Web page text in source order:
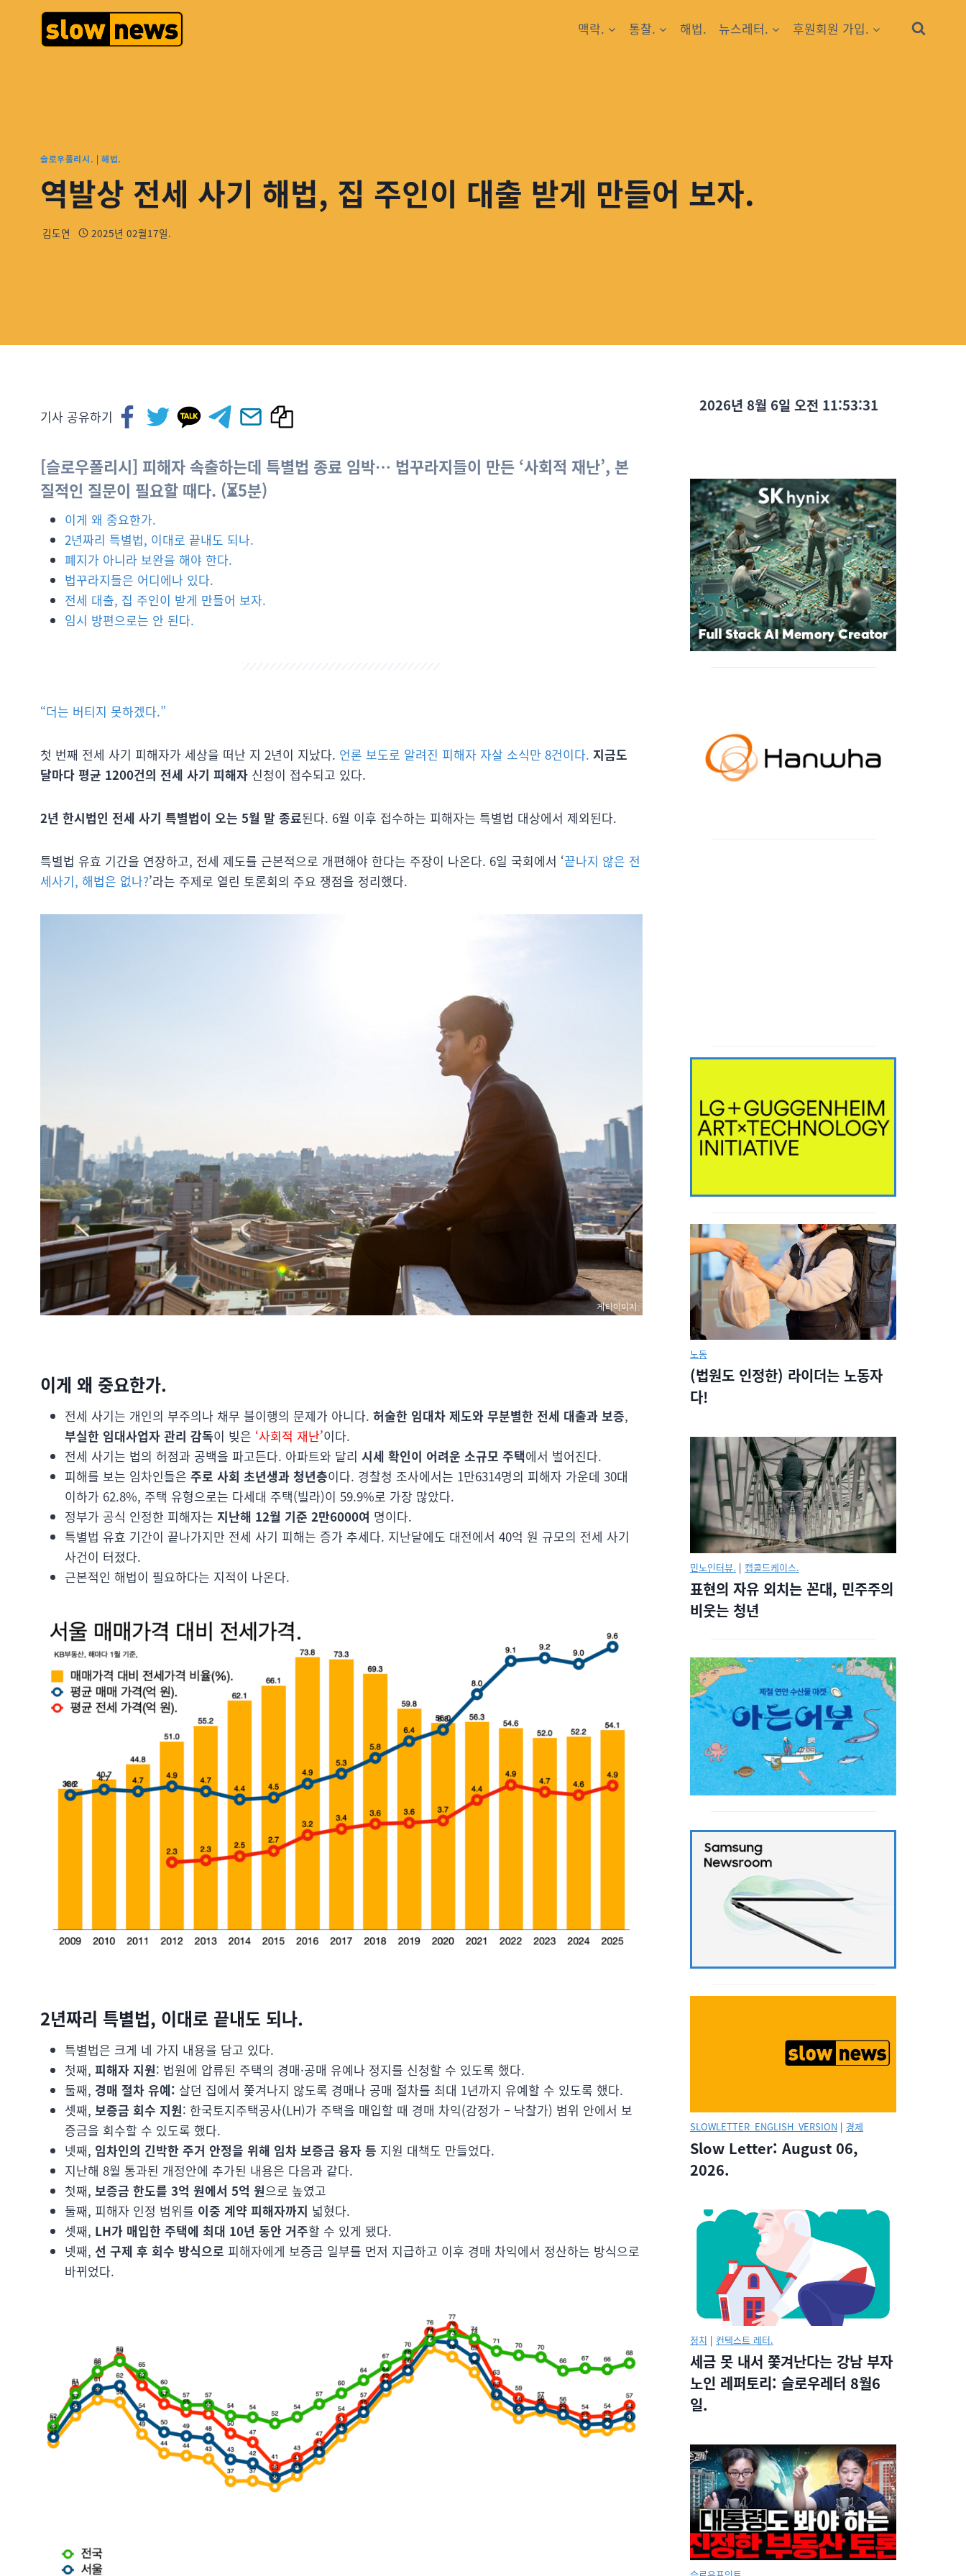
맥락. 통찰. 해법. 뉴스레터. 후원회원 가입.
슬로우폴리시. | 해법.
역발상 전세 사기 해법, 집 주인이 대출 받게 만들어 보자.
김도연 2025년 02월17일.
기사 공유하기
[슬로우폴리시] 피해자 속출하는데 특별법 종료 임박… 법꾸라지들이 만든 ‘사회적 재난’, 본
질적인 질문이 필요할 때다. (⏳5분)
이게 왜 중요한가.
2년짜리 특별법, 이대로 끝내도 되나.
폐지가 아니라 보완을 해야 한다.
법꾸라지들은 어디에나 있다.
전세 대출, 집 주인이 받게 만들어 보자.
임시 방편으로는 안 된다.
“더는 버티지 못하겠다.”
첫 번째 전세 사기 피해자가 세상을 떠난 지 2년이 지났다. 언론 보도로 알려진 피해자 자살 소식만 8건이다. 지금도
달마다 평균 1200건의 전세 사기 피해자 신청이 접수되고 있다.
2년 한시법인 전세 사기 특별법이 오는 5월 말 종료된다. 6월 이후 접수하는 피해자는 특별법 대상에서 제외된다.
특별법 유효 기간을 연장하고, 전세 제도를 근본적으로 개편해야 한다는 주장이 나온다. 6일 국회에서 ‘끝나지 않은 전
세사기, 해법은 없나?’라는 주제로 열린 토론회의 주요 쟁점을 정리했다.
이게 왜 중요한가.
전세 사기는 개인의 부주의나 채무 불이행의 문제가 아니다. 허술한 임대차 제도와 무분별한 전세 대출과 보증,
부실한 임대사업자 관리 감독이 빚은 ‘사회적 재난’이다.
전세 사기는 법의 허점과 공백을 파고든다. 아파트와 달리 시세 확인이 어려운 소규모 주택에서 벌어진다.
피해를 보는 임차인들은 주로 사회 초년생과 청년층이다. 경찰청 조사에서는 1만6314명의 피해자 가운데 30대
이하가 62.8%, 주택 유형으로는 다세대 주택(빌라)이 59.9%로 가장 많았다.
정부가 공식 인정한 피해자는 지난해 12월 기준 2만6000여 명이다.
특별법 유효 기간이 끝나가지만 전세 사기 피해는 증가 추세다. 지난달에도 대전에서 40억 원 규모의 전세 사기
사건이 터졌다.
근본적인 해법이 필요하다는 지적이 나온다.
2년짜리 특별법, 이대로 끝내도 되나.
특별법은 크게 네 가지 내용을 담고 있다.
첫째, 피해자 지원: 법원에 압류된 주택의 경매·공매 유예나 정지를 신청할 수 있도록 했다.
둘째, 경매 절차 유예: 살던 집에서 쫓겨나지 않도록 경매나 공매 절차를 최대 1년까지 유예할 수 있도록 했다.
셋째, 보증금 회수 지원: 한국토지주택공사(LH)가 주택을 매입할 때 경매 차익(감정가 – 낙찰가) 범위 안에서 보
증금을 회수할 수 있도록 했다.
넷째, 임차인의 긴박한 주거 안정을 위해 임차 보증금 융자 등 지원 대책도 만들었다.
지난해 8월 통과된 개정안에 추가된 내용은 다음과 같다.
첫째, 보증금 한도를 3억 원에서 5억 원으로 높였고
둘째, 피해자 인정 범위를 이중 계약 피해자까지 넓혔다.
셋째, LH가 매입한 주택에 최대 10년 동안 거주할 수 있게 됐다.
넷째, 선 구제 후 회수 방식으로 피해자에게 보증금 일부를 먼저 지급하고 이후 경매 차익에서 정산하는 방식으로
바뀌었다.
2026년 8월 6일 오전 11:53:33
노동
(법원도 인정한) 라이더는 노동자
다!
민노인터뷰. | 캡콜드케이스.
표현의 자유 외치는 꼰대, 민주주의
비웃는 청년
SLOWLETTER_ENGLISH_VERSION | 경제
Slow Letter: August 06,
2026.
정치 | 컨텍스트 레터.
세금 못 내서 쫓겨난다는 강남 부자
노인 레퍼토리: 슬로우레터 8월6
일.